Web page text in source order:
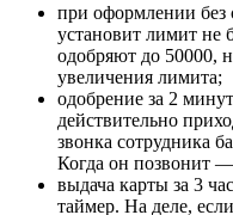
при оформлении без
установит лимит не
одобряют до 50000,
увеличения лимита;
одобрение за 2
действительно
звонка сотрудника
Когда он позвонит
выдача карты за 3
таймер. На деле,